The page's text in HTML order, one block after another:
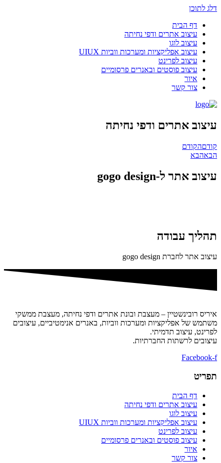
דלג לתוכן
דף הבית
עיצוב אתרים ודפי נחיתה
עיצוב לוגו
עיצוב אפליקציות ומערכות ווביות UIUX​
עיצוב לפרינט
עיצוב פוסטים ובאנרים פרסומיים
איור
צור קשר
עיצוב אתרים ודפי נחיתה
קודםהקודם
הבאהבא
עיצוב אתר ל-gogo design
תהליך עבודה
עיצוב אתר לחברת gogo design
איריס רובינשטיין – מעצבת ובונת אתרים ודפי נחיתה, מעצבת ממשקי
משתמש של אפליקציות ומערכות ווביות, באנרים אנימטיביים, עיצובים
לפרינט, עיצוב תדמיתי.
עיצובים לרשתות החברתיות.
Facebook-f
תפריט
דף הבית
עיצוב אתרים ודפי נחיתה
עיצוב לוגו
עיצוב אפליקציות ומערכות ווביות UIUX​
עיצוב לפרינט
עיצוב פוסטים ובאנרים פרסומיים
איור
צור קשר